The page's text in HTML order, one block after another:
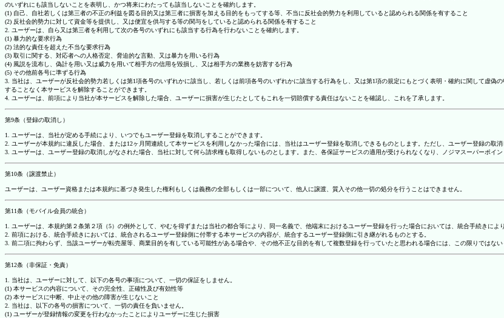
のいずれにも該当しないことを表明し、かつ将来にわたっても該当しないことを確約します。
(1) 自己、自社若しくは第三者の不正の利益を図る目的又は第三者に損害を加える目的をもってする等、不当に反社会的勢力を利用していると認められる関係を有すること
(2) 反社会的勢力に対して資金等を提供し、又は便宜を供与する等の関与をしていると認められる関係を有すること
2. ユーザーは、自ら又は第三者を利用して次の各号のいずれにも該当する行為を行わないことを確約します。
(1) 暴力的な要求行為
(2) 法的な責任を超えた不当な要求行為
(3) 取引に関する、対応者への人格否定、脅迫的な言動、又は暴力を用いる行為
(4) 風説を流布し、偽計を用い又は威力を用いて相手方の信用を毀損し、又は相手方の業務を妨害する行為
(5) その他前各号に準ずる行為
3. 当社は、ユーザーが反社会的勢力若しくは第1項各号のいずれかに該当し、若しくは前項各号のいずれかに該当する行為をし、又は第1項の規定にもとづく表明・確約に関して虚
することなく本サービスを解除することができます。
4. ユーザーは、前項により当社が本サービスを解除した場合、ユーザーに損害が生じたとしてもこれを一切賠償する責任はないことを確認し、これを了承します。
第9条（登録の取消し）
1. ユーザーは、当社が定める手続により、いつでもユーザー登録を取消しすることができます。
2. ユーザーが本規約に違反した場合、または12ヶ月間連続して本サービスを利用しなかった場合には、当社はユーザー登録を取消しできるものとします。ただし、ユーザー登録の取
3. ユーザーは、ユーザー登録の取消しがなされた場合、当社に対して何ら請求権も取得しないものとします。また、各保証サービスの適用が受けられなくなり、ノジマスーパーポイ
第10条（譲渡禁止）
ユーザーは、ユーザー資格または本規約に基づき発生した権利もしくは義務の全部もしくは一部について、他人に譲渡、質入その他一切の処分を行うことはできません。
第11条（モバイル会員の統合）
1. ユーザーは、本規約第２条第２項（5）の例外として、やむを得ずまたは当社の都合等により、同一名義で、他端末におけるユーザー登録を行った場合においては、統合手続きによ
2. 前項における、統合手続きにおいては、統合されるユーザー登録側に付帯する本サービスの内容が、統合するユーザー登録側に引き継がれるものとする。
3. 前二項に拘わらず、当該ユーザーが転売屋等、商業目的を有している可能性がある場合や、その他不正な目的を有して複数登録を行っていたと思われる場合には、この限りではない
第12条（非保証・免責）
1. 当社は、ユーザーに対して、以下の各号の事項について、一切の保証をしません。
(1) 本サービスの内容について、その完全性、正確性及び有効性等
(2) 本サービスに中断、中止その他の障害が生じないこと
2. 当社は、以下の各号の損害について、一切の責任を負いません。
(1) ユーザーが登録情報の変更を行わなかったことによりユーザーに生じた損害